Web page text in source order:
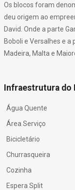
Os blocos foram
deu origem ao
David. Onde a parte
Boboli e Versalhes e a
Madeira, Malta e
Infraestrutura do
Água Quente
Área Serviço
Bicicletário
Churrasqueira
Cozinha
Espera Split